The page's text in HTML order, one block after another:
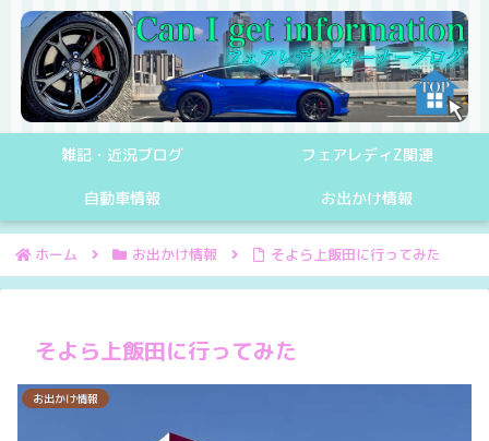
雑記・近況ブログ フェアレディZ関連
自動車情報 お出かけ情報
ホーム お出かけ情報 そよら上飯田に行ってみた
そよら上飯田に行ってみた
お出かけ情報